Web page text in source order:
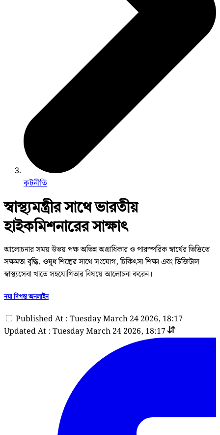
কূটনীতি
স্বাস্থ্যমন্ত্রীর সাথে ভারতীয়
হাইকমিশনারের সাক্ষাৎ
আলোচনার সময় উভয় পক্ষ অভিন্ন অগ্রাধিকার ও পারস্পরিক স্বার্থের ভিত্তিতে
সক্ষমতা বৃদ্ধি, ওষুধ শিল্পের সাথে সংযোগ, চিকিৎসা শিক্ষা এবং ডিজিটাল
স্বাস্থ্যসেবা খাতে সহযোগিতার বিষয়ে আলোচনা করেন।
নয়া দিগন্ত অনলাইন
Published At : Tuesday March 24 2026, 18:17
Updated At : Tuesday March 24 2026, 18:17